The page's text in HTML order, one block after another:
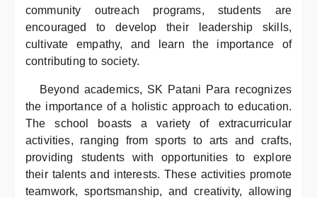
community outreach programs, students are
encouraged to develop their leadership skills,
cultivate empathy, and learn the importance of
contributing to society.
Beyond academics, SK Patani Para recognizes
the importance of a holistic approach to education.
The school boasts a variety of extracurricular
activities, ranging from sports to arts and crafts,
providing students with opportunities to explore
their talents and interests. These activities promote
teamwork, sportsmanship, and creativity, allowing